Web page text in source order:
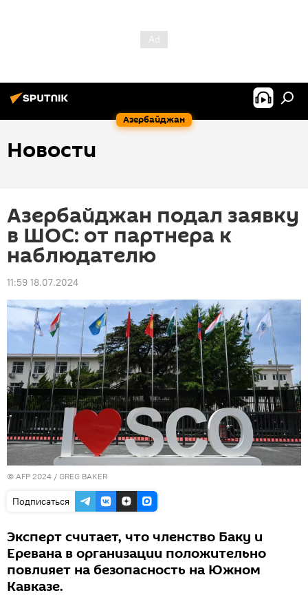
Азербайджан
Новости
Азербайджан подал заявку
в ШОС: от партнера к
наблюдателю
11:59 18.07.2024
© AFP 2024 / GREG BAKER
Подписаться
Эксперт считает, что членство Баку и
Еревана в организации положительно
повлияет на безопасность на Южном
Кавказе.